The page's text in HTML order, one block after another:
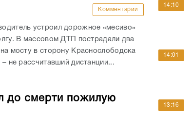
Комментарии
устроил дорожное «месиво»
В массовом ДТП пострадали два
мосту в сторону Краснослободска
– не рассчитавший дистанции...
до смерти пожилую
14:10
14:01
13:16